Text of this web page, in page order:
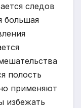
следов
большая
полость
применяют
избежать